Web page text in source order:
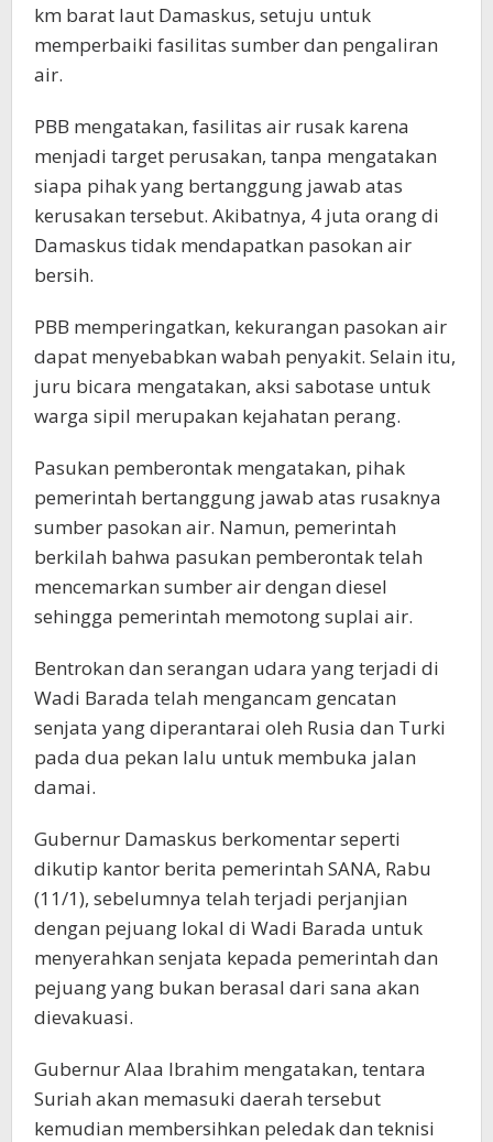
km barat laut Damaskus, setuju untuk
memperbaiki fasilitas sumber dan pengaliran
air.
PBB mengatakan, fasilitas air rusak karena
menjadi target perusakan, tanpa mengatakan
siapa pihak yang bertanggung jawab atas
kerusakan tersebut. Akibatnya, 4 juta orang di
Damaskus tidak mendapatkan pasokan air
bersih.
PBB memperingatkan, kekurangan pasokan air
dapat menyebabkan wabah penyakit. Selain itu,
juru bicara mengatakan, aksi sabotase untuk
warga sipil merupakan kejahatan perang.
Pasukan pemberontak mengatakan, pihak
pemerintah bertanggung jawab atas rusaknya
sumber pasokan air. Namun, pemerintah
berkilah bahwa pasukan pemberontak telah
mencemarkan sumber air dengan diesel
sehingga pemerintah memotong suplai air.
Bentrokan dan serangan udara yang terjadi di
Wadi Barada telah mengancam gencatan
senjata yang diperantarai oleh Rusia dan Turki
pada dua pekan lalu untuk membuka jalan
damai.
Gubernur Damaskus berkomentar seperti
dikutip kantor berita pemerintah SANA, Rabu
(11/1), sebelumnya telah terjadi perjanjian
dengan pejuang lokal di Wadi Barada untuk
menyerahkan senjata kepada pemerintah dan
pejuang yang bukan berasal dari sana akan
dievakuasi.
Gubernur Alaa Ibrahim mengatakan, tentara
Suriah akan memasuki daerah tersebut
kemudian membersihkan peledak dan teknisi